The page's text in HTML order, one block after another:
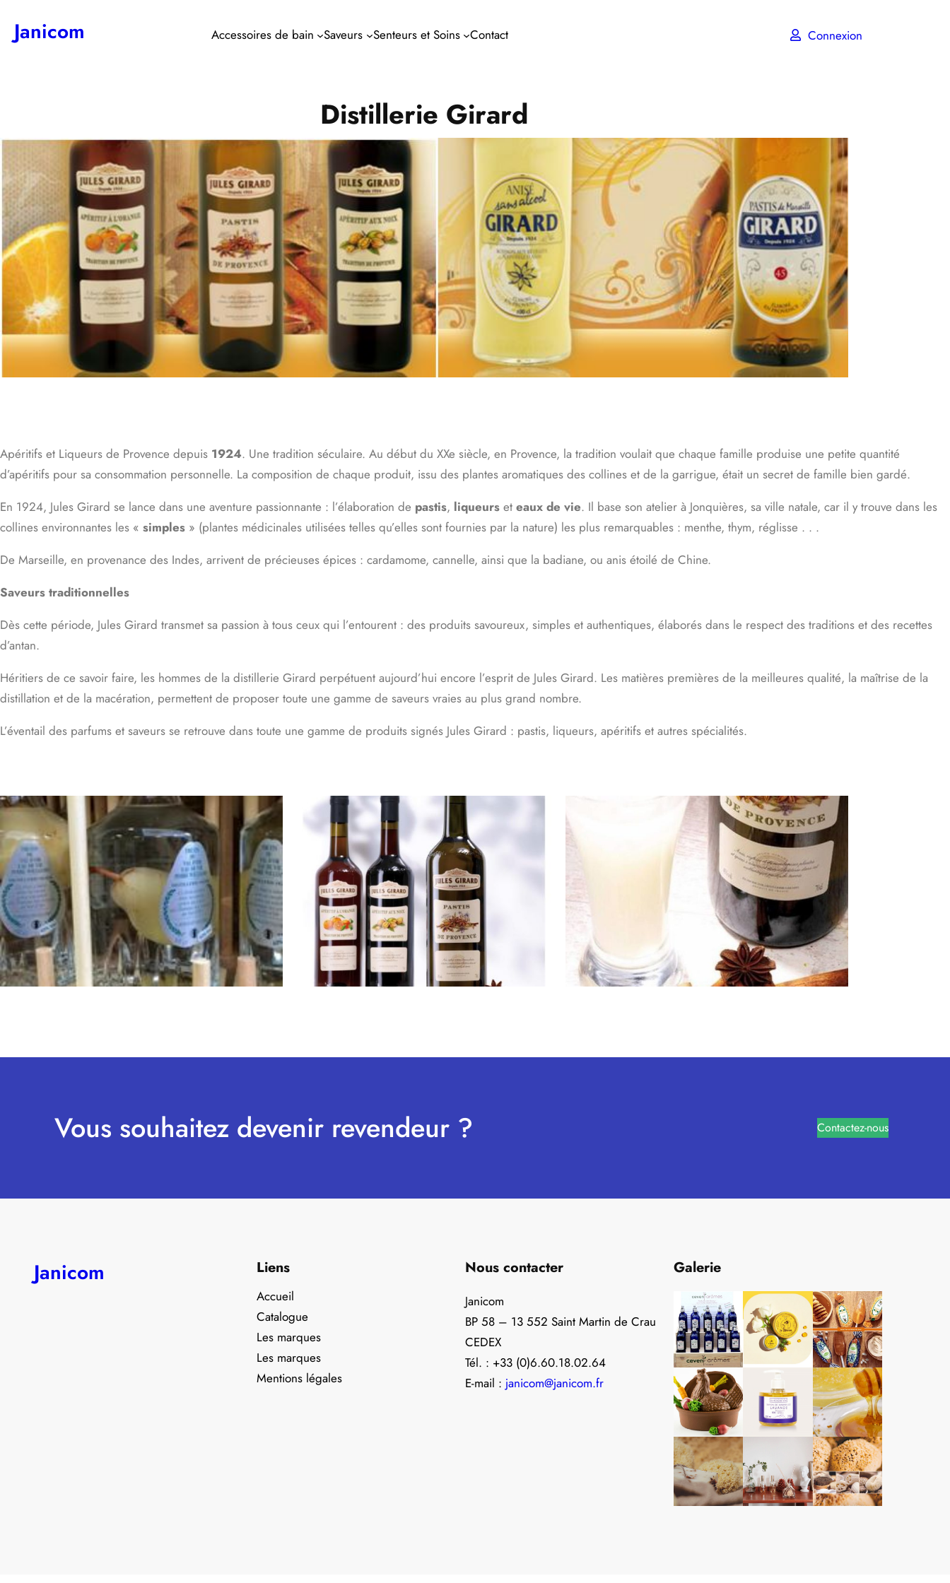
Janicom Accessoires de bain Saveurs Senteurs et Soins Contact Connexion
Distillerie Girard
Apéritifs et Liqueurs de Provence depuis 1924. Une tradition séculaire. Au début du XXe siècle, en Provence, la tradition voulait que chaque famille produise une petite quantité
d’apéritifs pour sa consommation personnelle. La composition de chaque produit, issu des plantes aromatiques des collines et de la garrigue, était un secret de famille bien gardé.
En 1924, Jules Girard se lance dans une aventure passionnante : l’élaboration de pastis, liqueurs et eaux de vie. Il base son atelier à Jonquières, sa ville natale, car il y trouve dans les
collines environnantes les « simples » (plantes médicinales utilisées telles qu’elles sont fournies par la nature) les plus remarquables : menthe, thym, réglisse . . .
De Marseille, en provenance des Indes, arrivent de précieuses épices : cardamome, cannelle, ainsi que la badiane, ou anis étoilé de Chine.
Saveurs traditionnelles
Dès cette période, Jules Girard transmet sa passion à tous ceux qui l’entourent : des produits savoureux, simples et authentiques, élaborés dans le respect des traditions et des recettes
d’antan.
Héritiers de ce savoir faire, les hommes de la distillerie Girard perpétuent aujourd’hui encore l’esprit de Jules Girard. Les matières premières de la meilleures qualité, la maîtrise de la
distillation et de la macération, permettent de proposer toute une gamme de saveurs vraies au plus grand nombre.
L’éventail des parfums et saveurs se retrouve dans toute une gamme de produits signés Jules Girard : pastis, liqueurs, apéritifs et autres spécialités.
Vous souhaitez devenir revendeur ? Contactez-nous
Janicom Liens
Accueil
Catalogue
Les marques
Les marques
Mentions légales
Nous contacter
Janicom
BP 58 – 13 552 Saint Martin de Crau
CEDEX
Tél. : +33 (0)6.60.18.02.64
E-mail : janicom@janicom.fr
Galerie